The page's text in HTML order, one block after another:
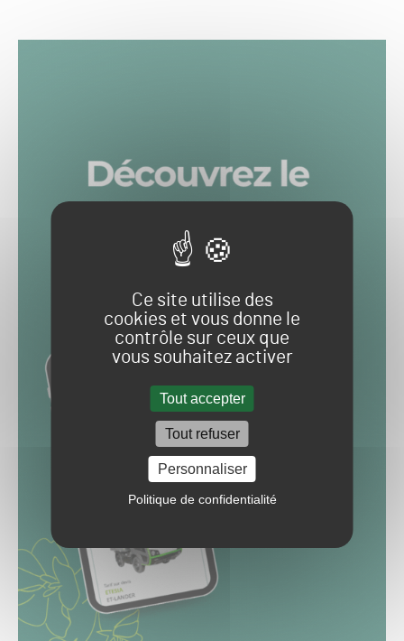
Ce site utilise des
cookies et vous donne le
contrôle sur ceux que
vous souhaitez activer
Tout accepter
Tout refuser
Personnaliser
Politique de confidentialité